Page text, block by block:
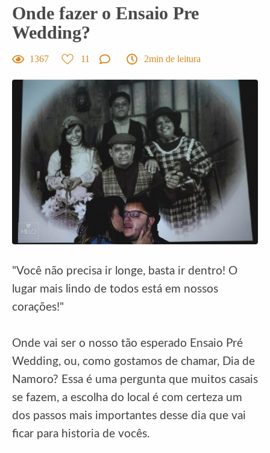
Onde fazer o Ensaio Pre
Wedding?
1367 11 2min de leitura
"Você não precisa ir longe, basta ir dentro! O
lugar mais lindo de todos está em nossos
corações!"
Onde vai ser o nosso tão esperado Ensaio Pré
Wedding, ou, como gostamos de chamar, Dia de
Namoro? Essa é uma pergunta que muitos casais
se fazem, a escolha do local é com certeza um
dos passos mais importantes desse dia que vai
ficar para historia de vocês.